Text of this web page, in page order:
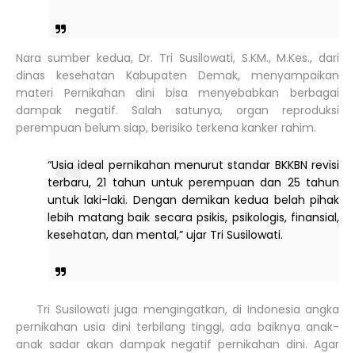
Nara sumber kedua, Dr. Tri Susilowati, S.KM., M.Kes., dari
dinas kesehatan Kabupaten Demak, menyampaikan
materi Pernikahan dini bisa menyebabkan berbagai
dampak negatif. Salah satunya, organ reproduksi
perempuan belum siap, berisiko terkena kanker rahim.
“Usia ideal pernikahan menurut standar BKKBN revisi
terbaru, 21 tahun untuk perempuan dan 25 tahun
untuk laki-laki. Dengan demikan kedua belah pihak
lebih matang baik secara psikis, psikologis, finansial,
kesehatan, dan mental,” ujar Tri Susilowati.
Tri Susilowati juga mengingatkan, di Indonesia angka
pernikahan usia dini terbilang tinggi, ada baiknya anak-
anak sadar akan dampak negatif pernikahan dini. Agar